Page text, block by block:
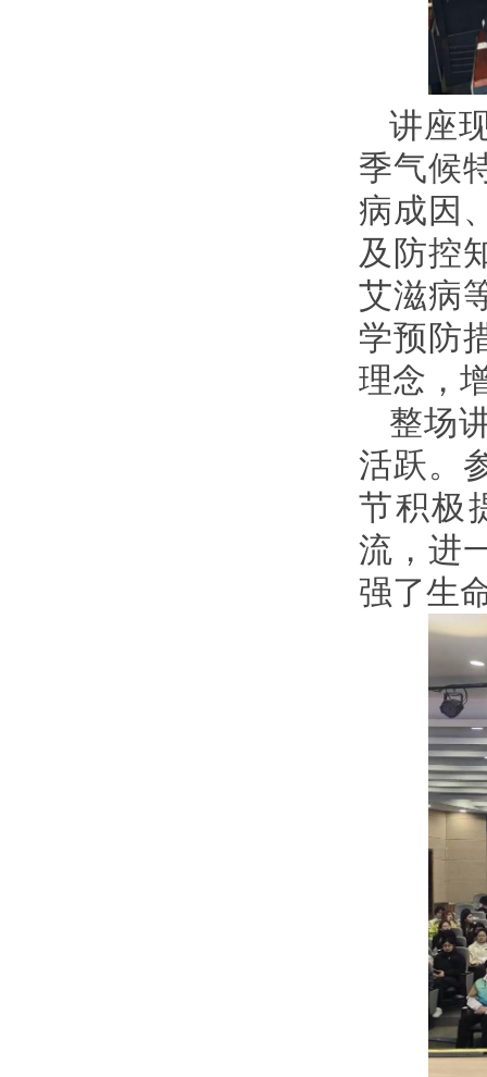
讲座
季气候
病成因
及防控
艾滋病
学预防
理念，
整场
活跃。
节积极
流，进
强了生